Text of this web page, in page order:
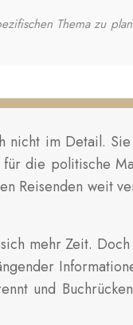
Thema zu
im Detail.
die politische
Reisenden weit
mehr Zeit.
und